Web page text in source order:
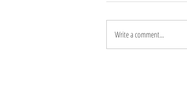
Write a comment...